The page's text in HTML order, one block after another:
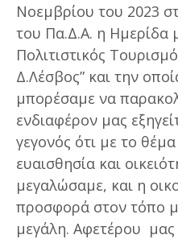
Νοεμβρίου του 2023
του Πα.Δ.Α. η Ημερίδα
Πολιτιστικός
Δ.Λέσβος” και την
μπορέσαμε να
ενδιαφέρον μας
γεγονός ότι με το
ευαισθησία και
μεγαλώσαμε, και η
προσφορά στον τόπο
μεγάλη. Αφετέρου μας